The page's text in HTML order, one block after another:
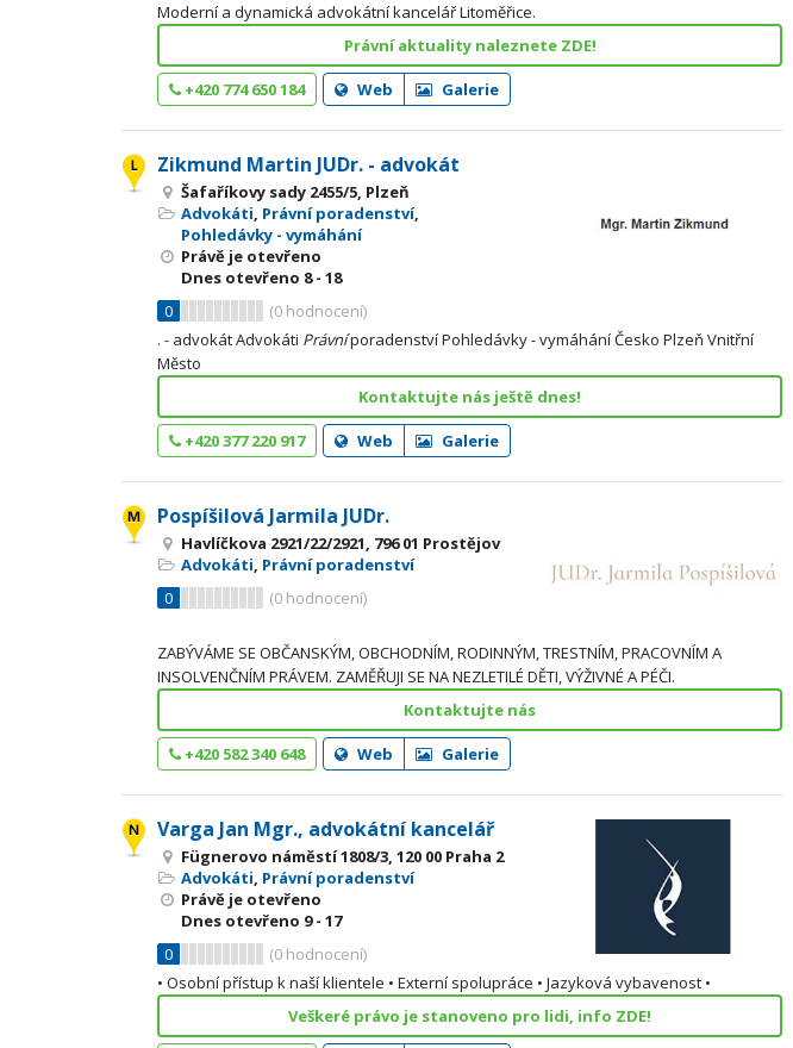
Moderní a dynamická advokátní kancelář Litoměřice.
Právní aktuality naleznete ZDE!
+420 774 650 184 Web Galerie
Zikmund Martin JUDr. - advokát
Šafaříkovy sady 2455/5, Plzeň
Advokáti, Právní poradenství,
Pohledávky - vymáhání
Právě je otevřeno
Dnes otevřeno 8 - 18
0
(0 hodnocení)
. - advokát Advokáti Právníporadenství Pohledávky - vymáhání Česko Plzeň Vnitřní
Město
Kontaktujte nás ještě dnes!
+420 377 220 917 Web Galerie
Pospíšilová Jarmila JUDr.
Havlíčkova 2921/22/2921, 796 01 Prostějov
Advokáti, Právní poradenství
0
(0 hodnocení)
ZABÝVÁME SE OBČANSKÝM, OBCHODNÍM, RODINNÝM, TRESTNÍM, PRACOVNÍM A
INSOLVENČNÍM PRÁVEM. ZAMĚŘUJI SE NA NEZLETILÉ DĚTI, VÝŽIVNÉ A PÉČI.
Kontaktujte nás
+420 582 340 648 Web Galerie
Varga Jan Mgr., advokátní kancelář
Fügnerovo náměstí 1808/3, 120 00 Praha 2
Advokáti, Právní poradenství
Právě je otevřeno
Dnes otevřeno 9 - 17
0
(0 hodnocení)
• Osobní přístup k naší klientele • Externí spolupráce • Jazyková vybavenost •
Veškeré právo je stanoveno pro lidi, info ZDE!